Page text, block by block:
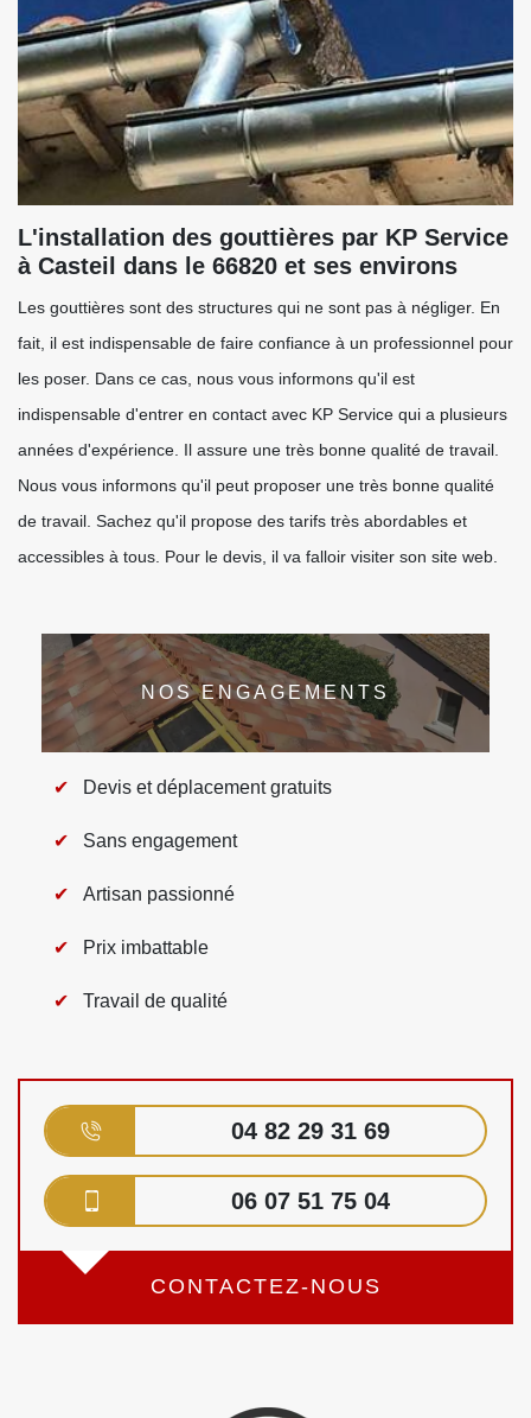
L'installation des gouttières par KP Service
à Casteil dans le 66820 et ses environs
Les gouttières sont des structures qui ne sont pas à négliger. En
fait, il est indispensable de faire confiance à un professionnel pour
les poser. Dans ce cas, nous vous informons qu'il est
indispensable d'entrer en contact avec KP Service qui a plusieurs
années d'expérience. Il assure une très bonne qualité de travail.
Nous vous informons qu'il peut proposer une très bonne qualité
de travail. Sachez qu'il propose des tarifs très abordables et
accessibles à tous. Pour le devis, il va falloir visiter son site web.
NOS ENGAGEMENTS
Devis et déplacement gratuits
Sans engagement
Artisan passionné
Prix imbattable
Travail de qualité
04 82 29 31 69
06 07 51 75 04
CONTACTEZ-NOUS